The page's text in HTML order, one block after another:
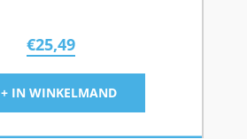
€25,49
+ IN WINKELMAND